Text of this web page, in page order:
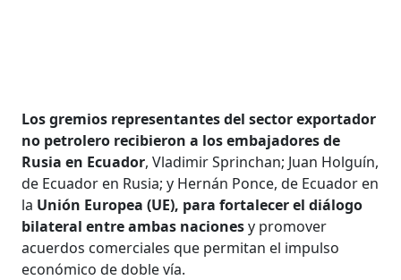
Los gremios representantes del sector exportador
no petrolero recibieron a los embajadores de
Rusia en Ecuador, Vladimir Sprinchan; Juan Holguín,
de Ecuador en Rusia; y Hernán Ponce, de Ecuador en
la Unión Europea (UE), para fortalecer el diálogo
bilateral entre ambas nacionesy promover
acuerdos comerciales que permitan el impulso
económico de doble vía.